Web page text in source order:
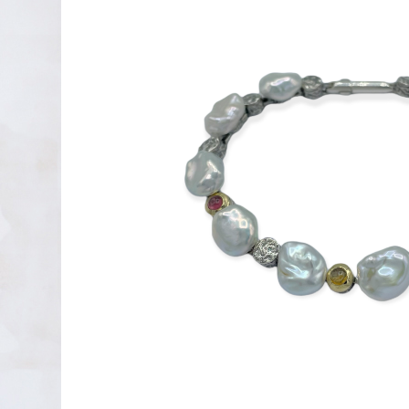
XAVIER DEL CERRO